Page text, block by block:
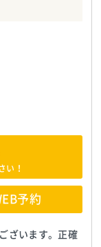
い！
予約
ざいます。正確